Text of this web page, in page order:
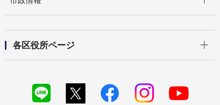
各区役所ページ